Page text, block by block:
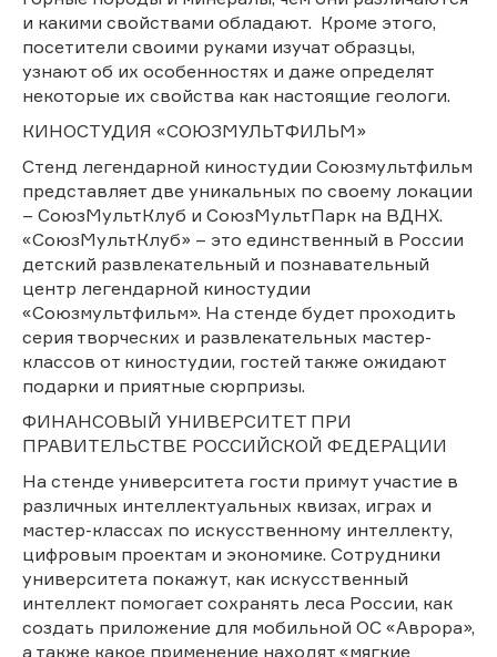
и какими свойствами обладают. Кроме этого,
посетители своими руками изучат образцы,
узнают об их особенностях и даже определят
некоторые их свойства как настоящие геологи.
КИНОСТУДИЯ «СОЮЗМУЛЬТФИЛЬМ»
Стенд легендарной киностудии Союзмультфильм
представляет две уникальных по своему локации
– СоюзМультКлуб и СоюзМультПарк на ВДНХ.
«СоюзМультКлуб» – это единственный в России
детский развлекательный и познавательный
центр легендарной киностудии
«Союзмультфильм». На стенде будет проходить
серия творческих и развлекательных мастер-
классов от киностудии, гостей также ожидают
подарки и приятные сюрпризы.
ФИНАНСОВЫЙ УНИВЕРСИТЕТ ПРИ
ПРАВИТЕЛЬСТВЕ РОССИЙСКОЙ ФЕДЕРАЦИИ
На стенде университета гости примут участие в
различных интеллектуальных квизах, играх и
мастер-классах по искусственному интеллекту,
цифровым проектам и экономике. Сотрудники
университета покажут, как искусственный
интеллект помогает сохранять леса России, как
создать приложение для мобильной ОС «Аврора»,
а также какое применение находят «мягкие